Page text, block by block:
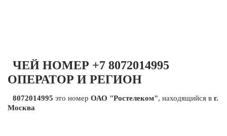
ЧЕЙ НОМЕР +7 8072014995
ОПЕРАТОР И РЕГИОН
8072014995 это номер ОАО "Ростелеком", находящийся в г.
Москва